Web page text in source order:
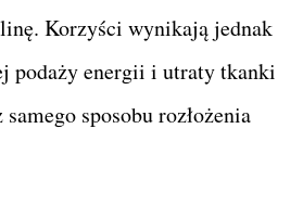
Korzyści wynikają jednak
podaży energii i utraty tkanki
sposobu rozłożenia